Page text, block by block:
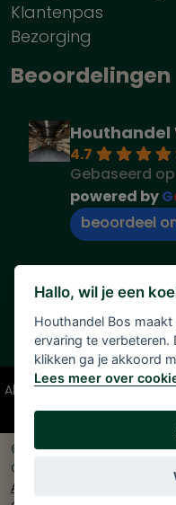
Klantenpas
Bezorging
Beoordelingen
Houthandel
4.7
Gebaseerd
powered byG
beoordeel
Alle vermelde prijzen zijn
Tenzij
© 2026 Houthandel Bos|
Ontwikkeld door
Algemene voorwaarden
Hallo, wil je een
Houthandel Bos
ervaring te
klikken ga je akkoord
Lees meer over